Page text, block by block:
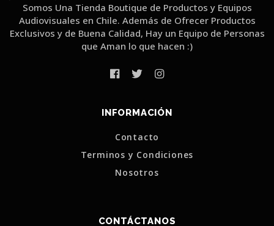
Somos Una Tienda Boutique de Productos y Equipos
Audiovisuales en Chile. Además de Ofrecer Productos
Exclusivos y de Buena Calidad, Hay un Equipo de Personas
que Aman lo que hacen :)
INFORMACIÓN
Contacto
Terminos y Condiciones
Nosotros
CONTÁCTANOS